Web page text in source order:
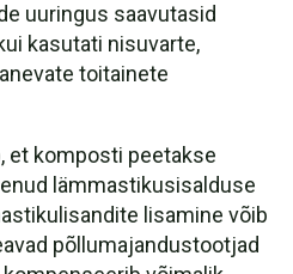
uuringus saavutasid
kasutati nisuvarte,
toitainete
et komposti peetakse
lämmastikusisalduse
lisamine võib
põllumajandustootjad